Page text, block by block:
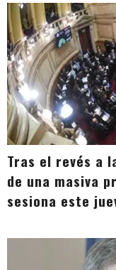
Tras el revés a
de una masiva
sesiona este